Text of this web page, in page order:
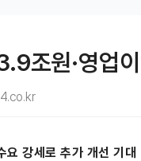
조원·영업
강세로 추가 개선 기대